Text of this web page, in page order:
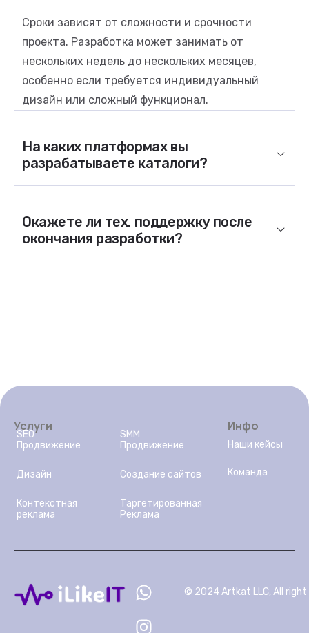
Сроки зависят от сложности и срочности
проекта. Разработка может занимать от
нескольких недель до нескольких месяцев,
особенно если требуется индивидуальный
дизайн или сложный функционал.
На каких платформах вы
разрабатываете каталоги?
Окажете ли тех. поддержку после
окончания разработки?
Услуги
SEO
Продвижение
SMM
Продвижение
Дизайн Создание сайтов
Контекстная
реклама
Таргетированная
Реклама
Инфо
Наши кейсы
Команда
© 2024 Artkat LLC, All right